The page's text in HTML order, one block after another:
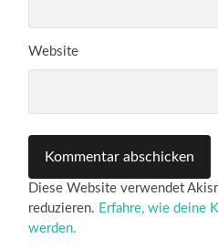
Website
Diese Website verwendet
reduzieren. Erfahre, wie deine
werden.